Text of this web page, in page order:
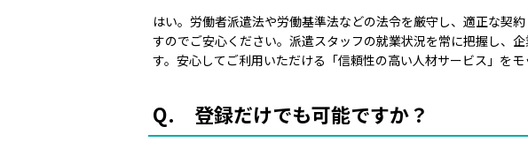
はい。労働者派遣法や労働基準法などの法令を厳守し、適正な契
すのでご安心ください。派遣スタッフの就業状況を常に把握し、
す。安心してご利用いただける「信頼性の高い人材サービス」をモ
Q. 登録だけでも可能ですか？